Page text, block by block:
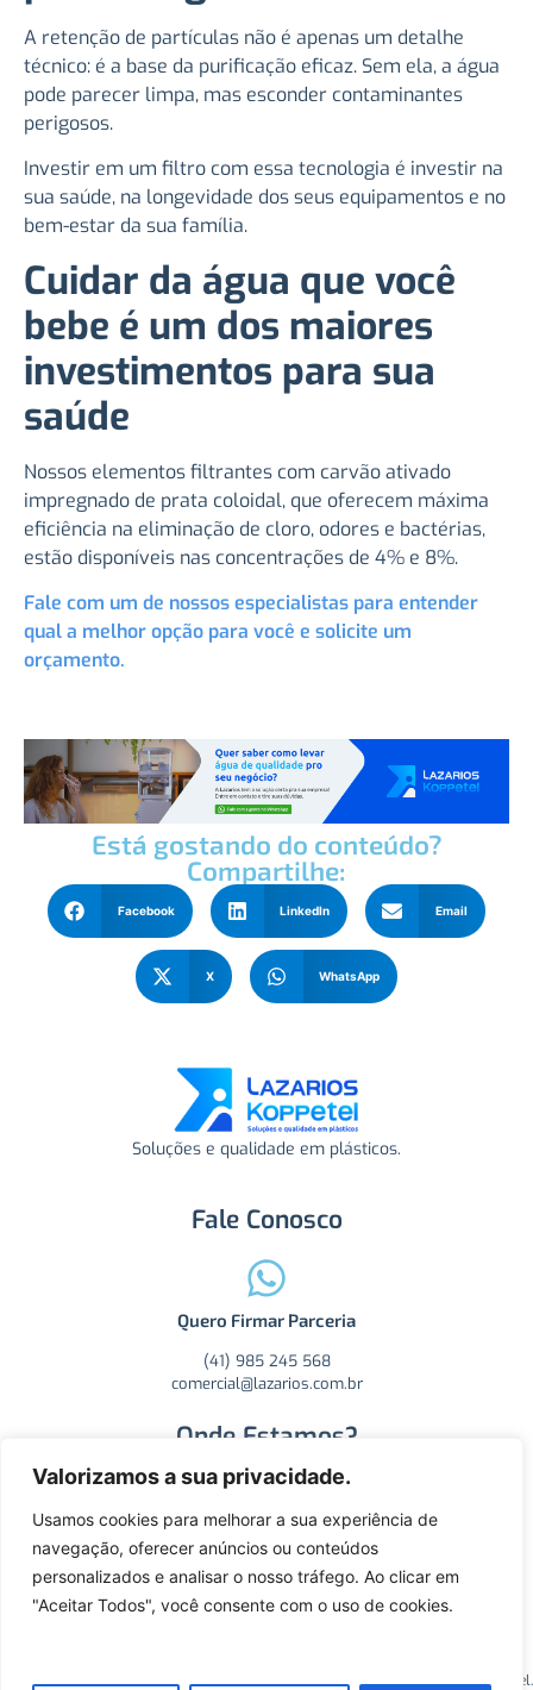
Valorizamos a sua privacidade.
Usamos cookies para melhorar a sua experiência de
navegação, oferecer anúncios ou conteúdos
personalizados e analisar o nosso tráfego. Ao clicar em
"Aceitar Todos", você consente com o uso de cookies.
A retenção de partículas não é apenas um detalhe
técnico: é a base da purificação eficaz. Sem ela, a água
pode parecer limpa, mas esconder contaminantes
perigosos.
Investir em um filtro com essa tecnologia é investir na
sua saúde, na longevidade dos seus equipamentos e no
bem-estar da sua família.
Cuidar da água que você
bebe é um dos maiores
investimentos para sua
saúde
Nossos elementos filtrantes com carvão ativado
impregnado de prata coloidal, que oferecem máxima
eficiência na eliminação de cloro, odores e bactérias,
estão disponíveis nas concentrações de 4% e 8%.
Fale com um de nossos especialistas para entender
qual a melhor opção para você e solicite um
orçamento.
Está gostando do conteúdo?
Compartilhe:
Facebook LinkedIn Email
X WhatsApp
Soluções e qualidade em plásticos.
Fale Conosco
Quero Firmar Parceria
(41) 985 245 568
comercial@lazarios.com.br
Onde Estamos?
R. Carlos Essenfelder, 4470 - Boqueirão, Curitiba - PR, CEP:
81730-060.
2025©️ Todos os direitos reservados, SM Lazarios Koppetel.